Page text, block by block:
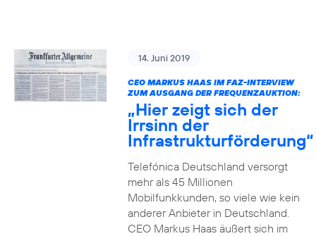
14. Juni 2019
CEO MARKUS HAAS IM FAZ-INTERVIEW
ZUM AUSGANG DER FREQUENZAUKTION:
„Hier zeigt sich der
Irrsinn der
Infrastrukturförderung“
Telefónica Deutschland versorgt
mehr als 45 Millionen
Mobilfunkkunden, so viele wie kein
anderer Anbieter in Deutschland.
CEO Markus Haas äußert sich im